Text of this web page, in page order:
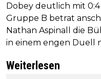
Dobey deutlich mit
Gruppe B betrat
Nathan Aspinall die
in einem engen Duell
Weiterlesen